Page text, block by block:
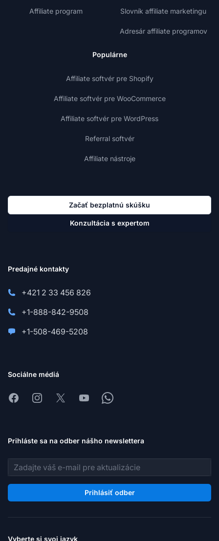
Affiliate program Slovník affiliate marketingu
Adresár affiliate programov
Populárne
Affiliate softvér pre Shopify
Affiliate softvér pre WooCommerce
Affiliate softvér pre WordPress
Referral softvér
Affiliate nástroje
Začať bezplatnú skúšku
Konzultácia s expertom
Predajné kontakty
+421 2 33 456 826
+1-888-842-9508
+1-508-469-5208
Sociálne médiá
FacebookInstagram
X YoutubeWhatsapp
Prihláste sa na odber nášho newslettera
E-mailová adresa
Prihlásiť odber
Vyberte si svoj jazyk